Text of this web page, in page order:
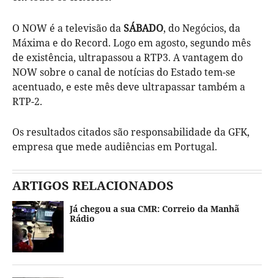
O NOW é a televisão daSÁBADO, do Negócios, da
Máxima e do Record. Logo em agosto, segundo mês
de existência, ultrapassou a RTP3. A vantagem do
NOW sobre o canal de notícias do Estado tem-se
acentuado, e este mês deve ultrapassar também a
RTP-2.
Os resultados citados são responsabilidade da GFK,
empresa que mede audiências em Portugal.
ARTIGOS RELACIONADOS
Já chegou a sua CMR: Correio da Manhã
Rádio